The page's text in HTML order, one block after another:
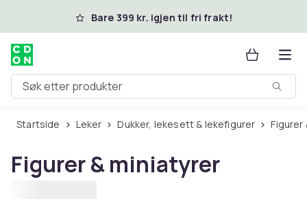
Hopp til hovedinnholdBare 399 kr. igjen til fri frakt!
Søk etter produkter
Startside Leker Dukker, lekesett & lekefigurer
Figurer & miniatyrer